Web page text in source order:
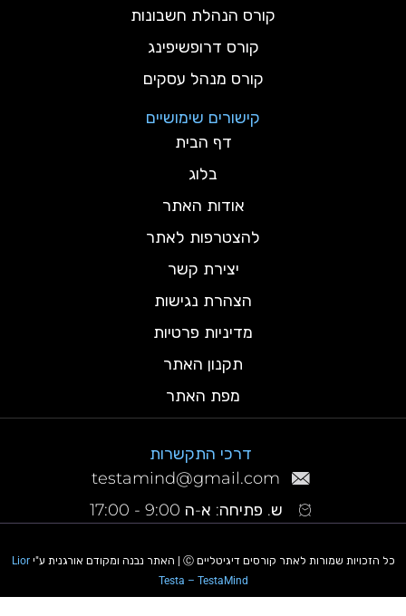
קורס הנהלת חשבונות
קורס דרופשיפינג
קורס מנהל עסקים
קישורים שימושיים
דף הבית
בלוג
אודות האתר
להצטרפות לאתר
יצירת קשר
הצהרת נגישות
מדיניות פרטיות
תקנון האתר
מפת האתר
דרכי התקשרות
testamind@gmail.com
ש. פתיחה: א-ה 9:00 - 17:00
כל הזכויות שמורות לאתר קורסים דיגיטליים Ⓒ | האתר נבנה ומקודם אורגנית ע"י
Lior
Testa – TestaMind